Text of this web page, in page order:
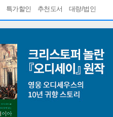
특가할인 추천도서 대량/법인